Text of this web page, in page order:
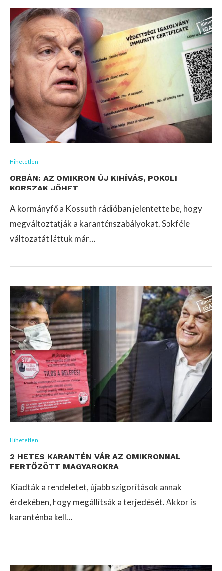
Hihetetlen
ORBÁN: AZ OMIKRON ÚJ KIHÍVÁS, POKOLI
KORSZAK JÖHET
A kormányfő a Kossuth rádióban jelentette be, hogy
megváltoztatják a karanténszabályokat. Sokféle
változatát láttuk már…
Hihetetlen
2 HETES KARANTÉN VÁR AZ OMIKRONNAL
FERTŐZÖTT MAGYAROKRA
Kiadták a rendeletet, újabb szigorítások annak
érdekében, hogy megállítsák a terjedését. Akkor is
karanténba kell…